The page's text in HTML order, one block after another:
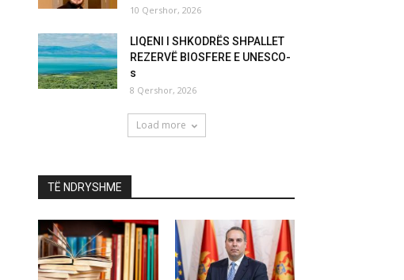
10 Qershor, 2026
LIQENI I SHKODRËS SHPALLET
REZERVË BIOSFERE E UNESCO-
s
8 Qershor, 2026
Load more
TË NDRYSHME